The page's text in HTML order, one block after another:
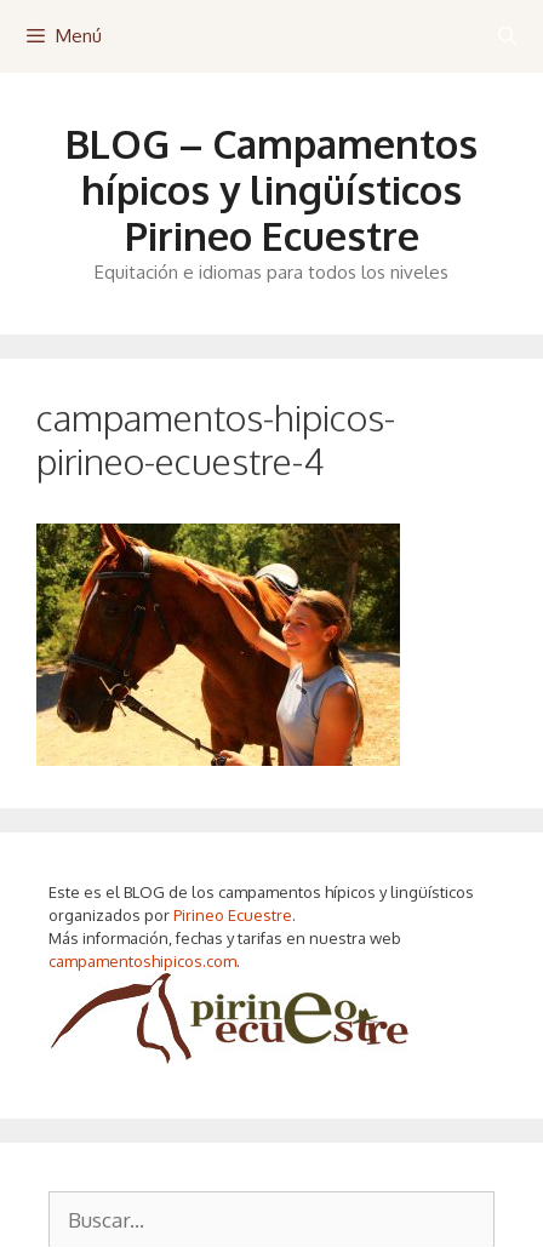
Menú
BLOG – Campamentos
hípicos y lingüísticos
Pirineo Ecuestre
Equitación e idiomas para todos los niveles
campamentos-hipicos-
pirineo-ecuestre-4
Este es el BLOG de los campamentos hípicos y lingüísticos
organizados porPirineo Ecuestre.
Más información, fechas y tarifas en nuestra web
campamentoshipicos.com.